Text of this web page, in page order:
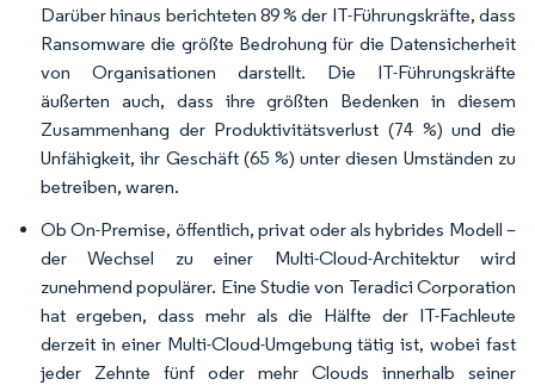
Darüber hinaus berichteten 89 % der IT-Führungskräfte, dass
Ransomware die größte Bedrohung für die Datensicherheit
von Organisationen darstellt. Die IT-Führungskräfte
äußerten auch, dass ihre größten Bedenken in diesem
Zusammenhang der Produktivitätsverlust (74 %) und die
Unfähigkeit, ihr Geschäft (65 %) unter diesen Umständen zu
betreiben, waren.
Ob On-Premise, öffentlich, privat oder als hybrides Modell –
der Wechsel zu einer Multi-Cloud-Architektur wird
zunehmend populärer. Eine Studie von Teradici Corporation
hat ergeben, dass mehr als die Hälfte der IT-Fachleute
derzeit in einer Multi-Cloud-Umgebung tätig ist, wobei fast
jeder Zehnte fünf oder mehr Clouds innerhalb seiner